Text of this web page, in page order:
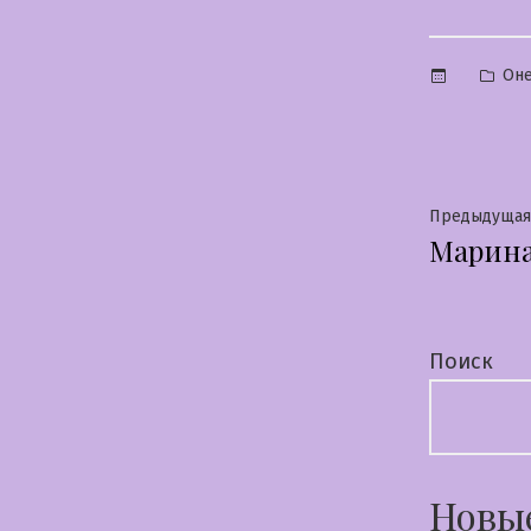
по
Предыдущая
Поиск